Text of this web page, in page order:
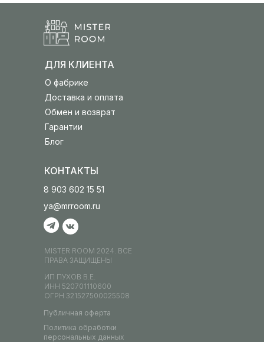
Блог
Гарантии
ИП ПУХОВ В.Е.
ИНН 520701110600
ОГРН 321527500025508
MISTER ROOM 2024. ВСЕ
ПРАВА ЗАЩИЩЕНЫ
Обмен и возврат
Доставка и оплата
О фабрике
ДЛЯ КЛИЕНТА
Публичная оферта
Политика обработки
персональных данных
КОНТАКТЫ
8 903 602 15 51
ya@mrroom.ru